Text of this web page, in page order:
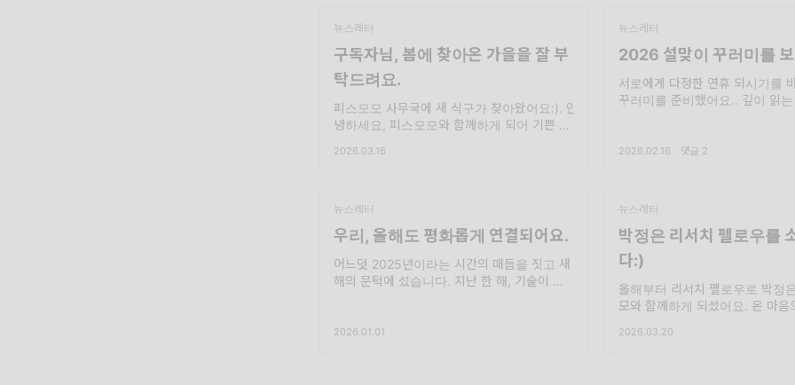
뉴스레터
구독자님, 봄에 찾아온 가을을 잘 부
탁드려요.
피스모모 사무국에 새 식구가 찾아왔어요:). 안
녕하세요, 피스모모와 함께하게 되어 기쁜 가
로 오는 오르막에서 여름을 지나 시원한 가을
2026.03.16
뉴스레터
2026 설맞이 꾸러미를 보
서로에게 다정한 연휴 되시기를
꾸러미를 준비했어요.. 깊이 읽
연휴, 반가운 이들과 만나다 보면
2026.02.16 댓글 2
뉴스레터
우리, 올해도 평화롭게 연결되어요.
어느덧 2025년이라는 시간의 매듭을 짓고 새
해의 문턱에 섰습니다. 지난 한 해, 기술이 무기
2026.01.01
뉴스레터
박정은 리서치 펠로우를
다:)
올해부터 리서치 펠로우로 박정
모와 함께하게 되셨어요. 온 마음
로 나눈 대화를 일문일답으로 전
2026.03.20